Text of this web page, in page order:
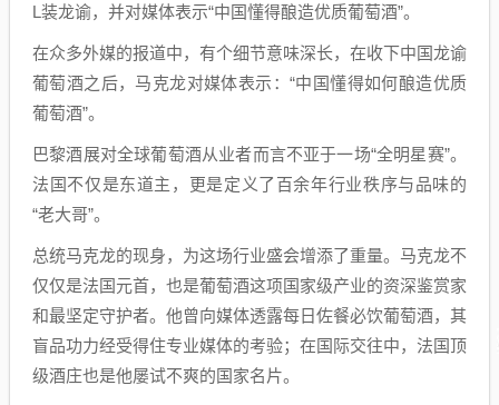
L装龙谕，并对媒体表示“中国懂得酿造优质葡萄酒”。
在众多外媒的报道中，有个细节意味深长，在收下中国龙谕
葡萄酒之后，马克龙对媒体表示：“中国懂得如何酿造优质
葡萄酒”。
巴黎酒展对全球葡萄酒从业者而言不亚于一场“全明星赛”。
法国不仅是东道主，更是定义了百余年行业秩序与品味的
“老大哥”。
总统马克龙的现身，为这场行业盛会增添了重量。马克龙不
仅仅是法国元首，也是葡萄酒这项国家级产业的资深鉴赏家
和最坚定守护者。他曾向媒体透露每日佐餐必饮葡萄酒，其
盲品功力经受得住专业媒体的考验；在国际交往中，法国顶
级酒庄也是他屡试不爽的国家名片。